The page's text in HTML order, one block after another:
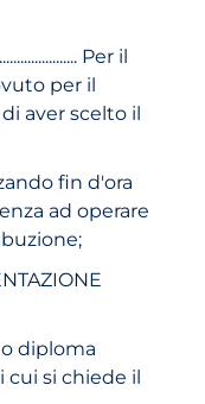
Per il
per il
aver scelto il
fin d'ora
ad operare
diploma
cui si chiede il